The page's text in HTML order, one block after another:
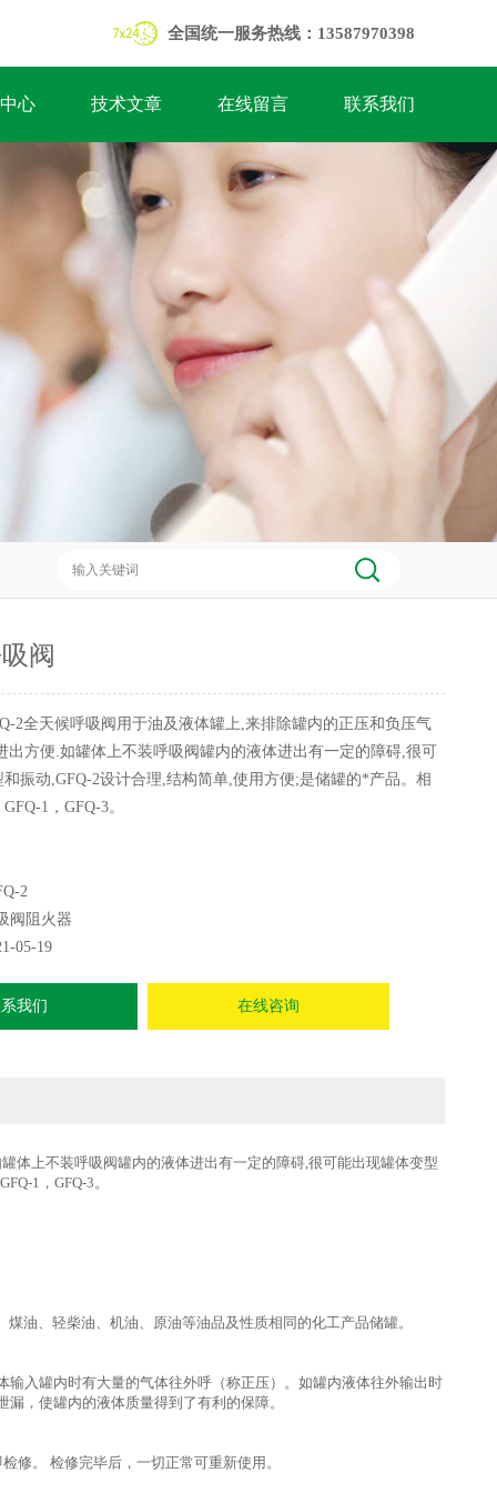
全国统一服务热线：13587970398
心 技术文章 在线留言 联系我们
阀
2全天候呼吸阀用于油及液体罐上,来排除罐内的正压和负压气
出方便.如罐体上不装呼吸阀罐内的液体进出有一定的障碍,很可
振动,GFQ-2设计合理,结构简单,使用方便;是储罐的*产品。相
1，GFQ-3。
2
阀阻火器
05-19
我们 在线咨询
体上不装呼吸阀罐内的液体进出有一定的障碍,很可能出现罐体变型
1，GFQ-3。
油、轻柴油、机油、原油等油品及性质相同的化工产品储罐。
入罐内时有大量的气体往外呼（称正压）。如罐内液体往外输出时
，使罐内的液体质量得到了有利的保障。
修。 检修完毕后，一切正常可重新使用。